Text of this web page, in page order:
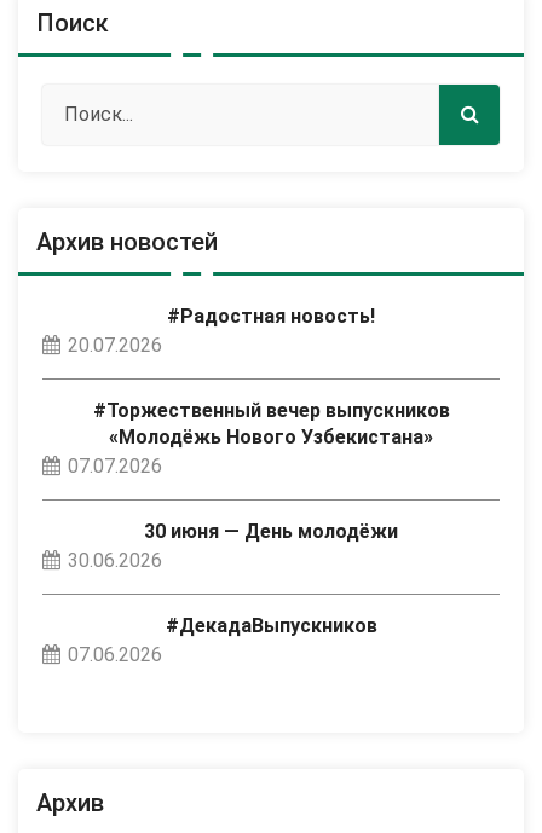
Поиск
Архив новостей
#Радостная новость!
20.07.2026
#Торжественный вечер выпускников
«Молодёжь Нового Узбекистана»
07.07.2026
30 июня — День молодёжи
30.06.2026
#ДекадаВыпускников
07.06.2026
Архив